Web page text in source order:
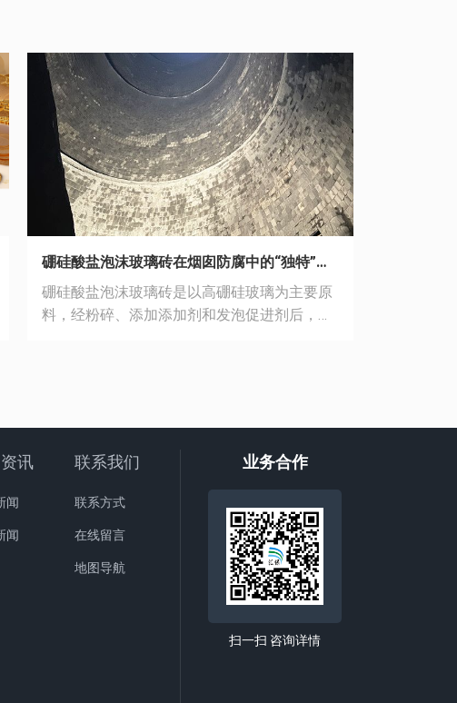
硼硅酸盐泡沫玻璃砖在烟囱防腐中的“独特”作用！
硼硅酸盐泡沫玻璃砖是以高硼硅玻璃为主要原
料，经粉碎、添加添加剂和发泡促进剂后，高
烟囱基材。且不与硫酸、亚硫酸、盐酸等常见
强酸发生化学反应，即使在高浓度酸液环境
下，也能保持稳定，在40%硫酸中浸泡30天，
强度保持率≥95%，对于因烟气脱硫等工艺产生
的酸性环境具有极强的适应能力。出色的温度
适应性：可广泛应用于-196~+450℃的温度范
围，热膨胀系数小。面对烟囱运行时温度的急
剧变化，如烟气被旁路隔过脱硫塔时的剧烈再
加热，或因空气预热器失灵导致的温度突变，
硼硅酸盐泡沫玻璃砖与耐酸弹性粘结剂配合，
讯
闻
闻
联系我们
联系方式
在线留言
地图导航
业务合作
扫一扫 咨询详情